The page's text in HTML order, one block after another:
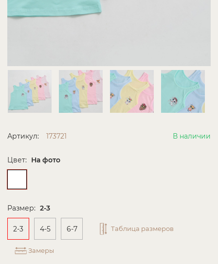
Артикул: 173721 В наличии
Цвет: На фото
Размер: 2-3
2-3 4-5 6-7 Таблица размеров
Замеры